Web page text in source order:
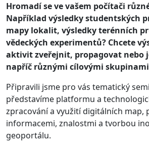
Hromadí se ve vašem počítači
Například výsledky studentských
mapy lokalit, výsledky terénních
vědeckých experimentů? Chcete
aktivit zveřejnit, propagovat nebo
napříč různými cílovými
Připravili jsme pro vás tematický
představíme platformu a
zpracování a využití digitálních map,
informacemi, znalostmi a tvorbou
geoportálu.